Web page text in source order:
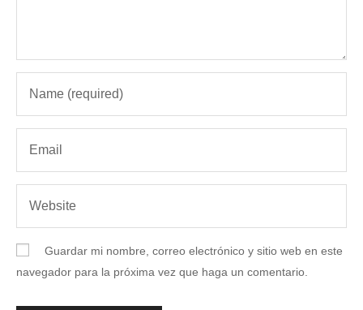
Guardar mi nombre, correo electrónico y sitio web en este
navegador para la próxima vez que haga un comentario.